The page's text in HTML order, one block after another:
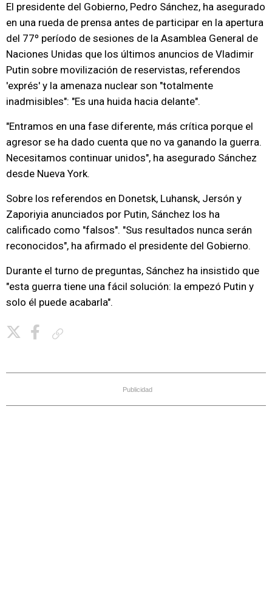
El presidente del Gobierno, Pedro Sánchez, ha asegurado
en una rueda de prensa antes de participar en la apertura
del 77º período de sesiones de la Asamblea General de
Naciones Unidas que los últimos anuncios de Vladimir
Putin sobre movilización de reservistas, referendos
'exprés' y la amenaza nuclear son "totalmente
inadmisibles": "Es una huida hacia delante".
"Entramos en una fase diferente, más crítica porque el
agresor se ha dado cuenta que no va ganando la guerra.
Necesitamos continuar unidos", ha asegurado Sánchez
desde Nueva York.
Sobre los referendos en Donetsk, Luhansk, Jersón y
Zaporiyia anunciados por Putin, Sánchez los ha
calificado como "falsos". "Sus resultados nunca serán
reconocidos", ha afirmado el presidente del Gobierno.
Durante el turno de preguntas, Sánchez ha insistido que
"esta guerra tiene una fácil solución: la empezó Putin y
solo él puede acabarla".
Publicidad